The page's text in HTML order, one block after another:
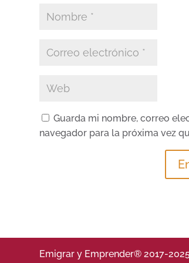
Guarda mi nombre, correo
navegador para la próxima vez
Emigrar y Emprender® 2017-